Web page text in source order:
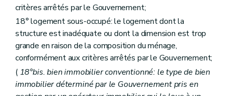
Art. 113
Art. 114
Sous-section 2 (Des commissaires du Gouvernement
Art. 115
Sous-section 3 Du contrôle révisoral
Art. 116
Section 9 Du budget, de la comptabilité, des programmes d'investissements
Art. 117 à 126
Section 10 Du personnel
critères arrêtés par le Gouvernement;
18° logement sous-occupé: le logement dont la
structure est inadéquate ou dont la dimension est trop
grande en raison de la composition du ménage,
conformément aux critères arrêtés par le Gouvernement;
( 18°bis. bien immobilier conventionné: le type de bien
immobilier déterminé par le Gouvernement pris en